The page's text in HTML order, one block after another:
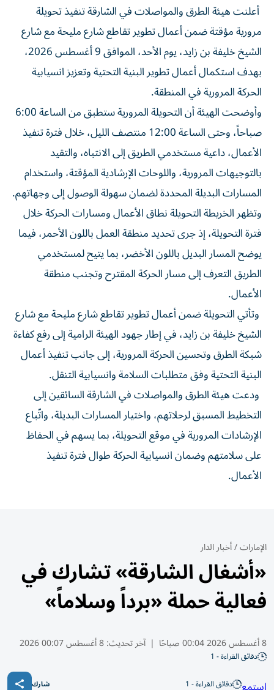
أعلنت هيئة الطرق والمواصلات في الشارقة تنفيذ تحويلة
مرورية مؤقتة ضمن أعمال تطوير تقاطع شارع مليحة مع شارع
الشيخ خليفة بن زايد، يوم الأحد، الموافق 9 أغسطس 2026،
بهدف استكمال أعمال تطوير البنية التحتية وتعزيز انسيابية
الحركة المرورية في المنطقة.
وأوضحت الهيئة أن التحويلة المرورية ستطبق من الساعة 6:00
صباحاً، وحتى الساعة 12:00 منتصف الليل، خلال فترة تنفيذ
الأعمال، داعية مستخدمي الطريق إلى الانتباه، والتقيد
بالتوجيهات المرورية، واللوحات الإرشادية المؤقتة، واستخدام
المسارات البديلة المحددة لضمان سهولة الوصول إلى وجهاتهم.
وتظهر الخريطة التحويلة نطاق الأعمال ومسارات الحركة خلال
فترة التحويلة، إذ جرى تحديد منطقة العمل باللون الأحمر، فيما
يوضح المسار البديل باللون الأخضر، بما يتيح لمستخدمي
الطريق التعرف إلى مسار الحركة المقترح وتجنب منطقة
الأعمال.
وتأتي التحويلة ضمن أعمال تطوير تقاطع شارع مليحة مع شارع
الشيخ خليفة بن زايد، في إطار جهود الهيئة الرامية إلى رفع كفاءة
شبكة الطرق وتحسين الحركة المرورية، إلى جانب تنفيذ أعمال
البنية التحتية وفق متطلبات السلامة وانسيابية التنقل.
ودعت هيئة الطرق والمواصلات في الشارقة السائقين إلى
التخطيط المسبق لرحلاتهم، واختيار المسارات البديلة، واتّباع
الإرشادات المرورية في موقع التحويلة، بما يسهم في الحفاظ
على سلامتهم وضمان انسيابية الحركة طوال فترة تنفيذ
الأعمال.
الإمارات/أخبار الدار
«أشغال الشارقة» تشارك في
فعالية حملة «برداً وسلاماً»
8 أغسطس 2026 00:04 صباحًا | آخر تحديث:8 أغسطس 00:07 2026
دقائق القراءة - 1
دقائق القراءة - 1 شارك